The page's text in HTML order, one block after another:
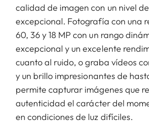
calidad de imagen con un nivel
excepcional. Fotografía con una
60, 36 y 18 MP con un rango
excepcional y un excelente
cuanto al ruido, o graba vídeos
y un brillo impresionantes de
permite capturar imágenes que
autenticidad el carácter del
en condiciones de luz difíciles.